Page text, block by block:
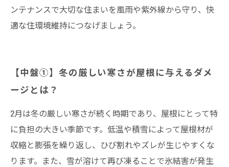
ンテナンスで大切な住まいを風雨や紫外線から守り、快
適な住環境維持につなげましょう。
【中盤①】冬の厳しい寒さが屋根に与えるダメ
ージとは？
2月は冬の厳しい寒さが続く時期であり、屋根にとって特
に負担の大きい季節です。低温や積雪によって屋根材が
収縮と膨張を繰り返し、ひび割れやズレが生じやすくな
ります。また、雪が溶けて再び凍ることで氷結害が発生